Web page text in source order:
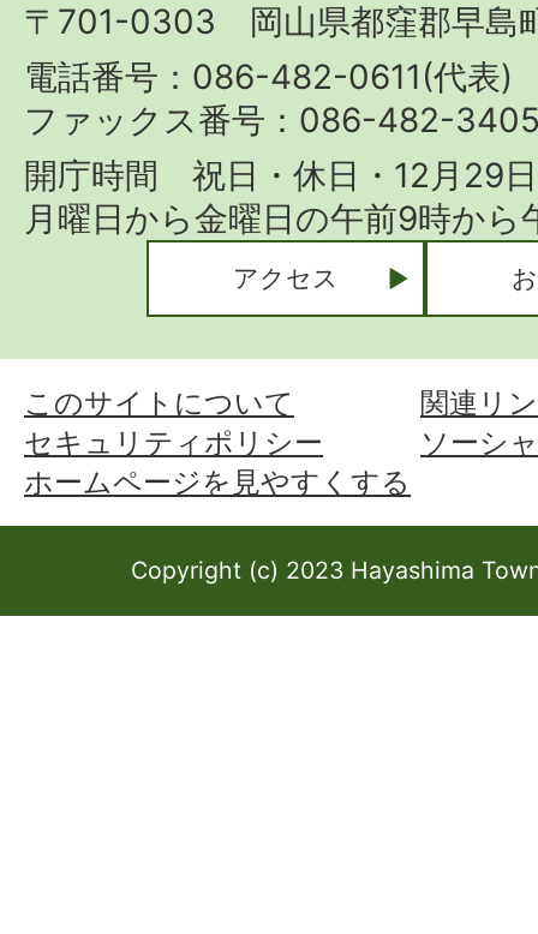
Hayashima
Town
〒701-0303 岡山県都窪郡早島
電話番号：086-482-0611(代表)
ファックス番号：086-482-
開庁時間 祝日・休日・12月29
月曜日から金曜日の午前9時か
アクセス
このサイトについて
関連リ
セキュリティポリシー
ソーシ
ホームページを見やすくする
Copyright (c) 2023 Hayashima